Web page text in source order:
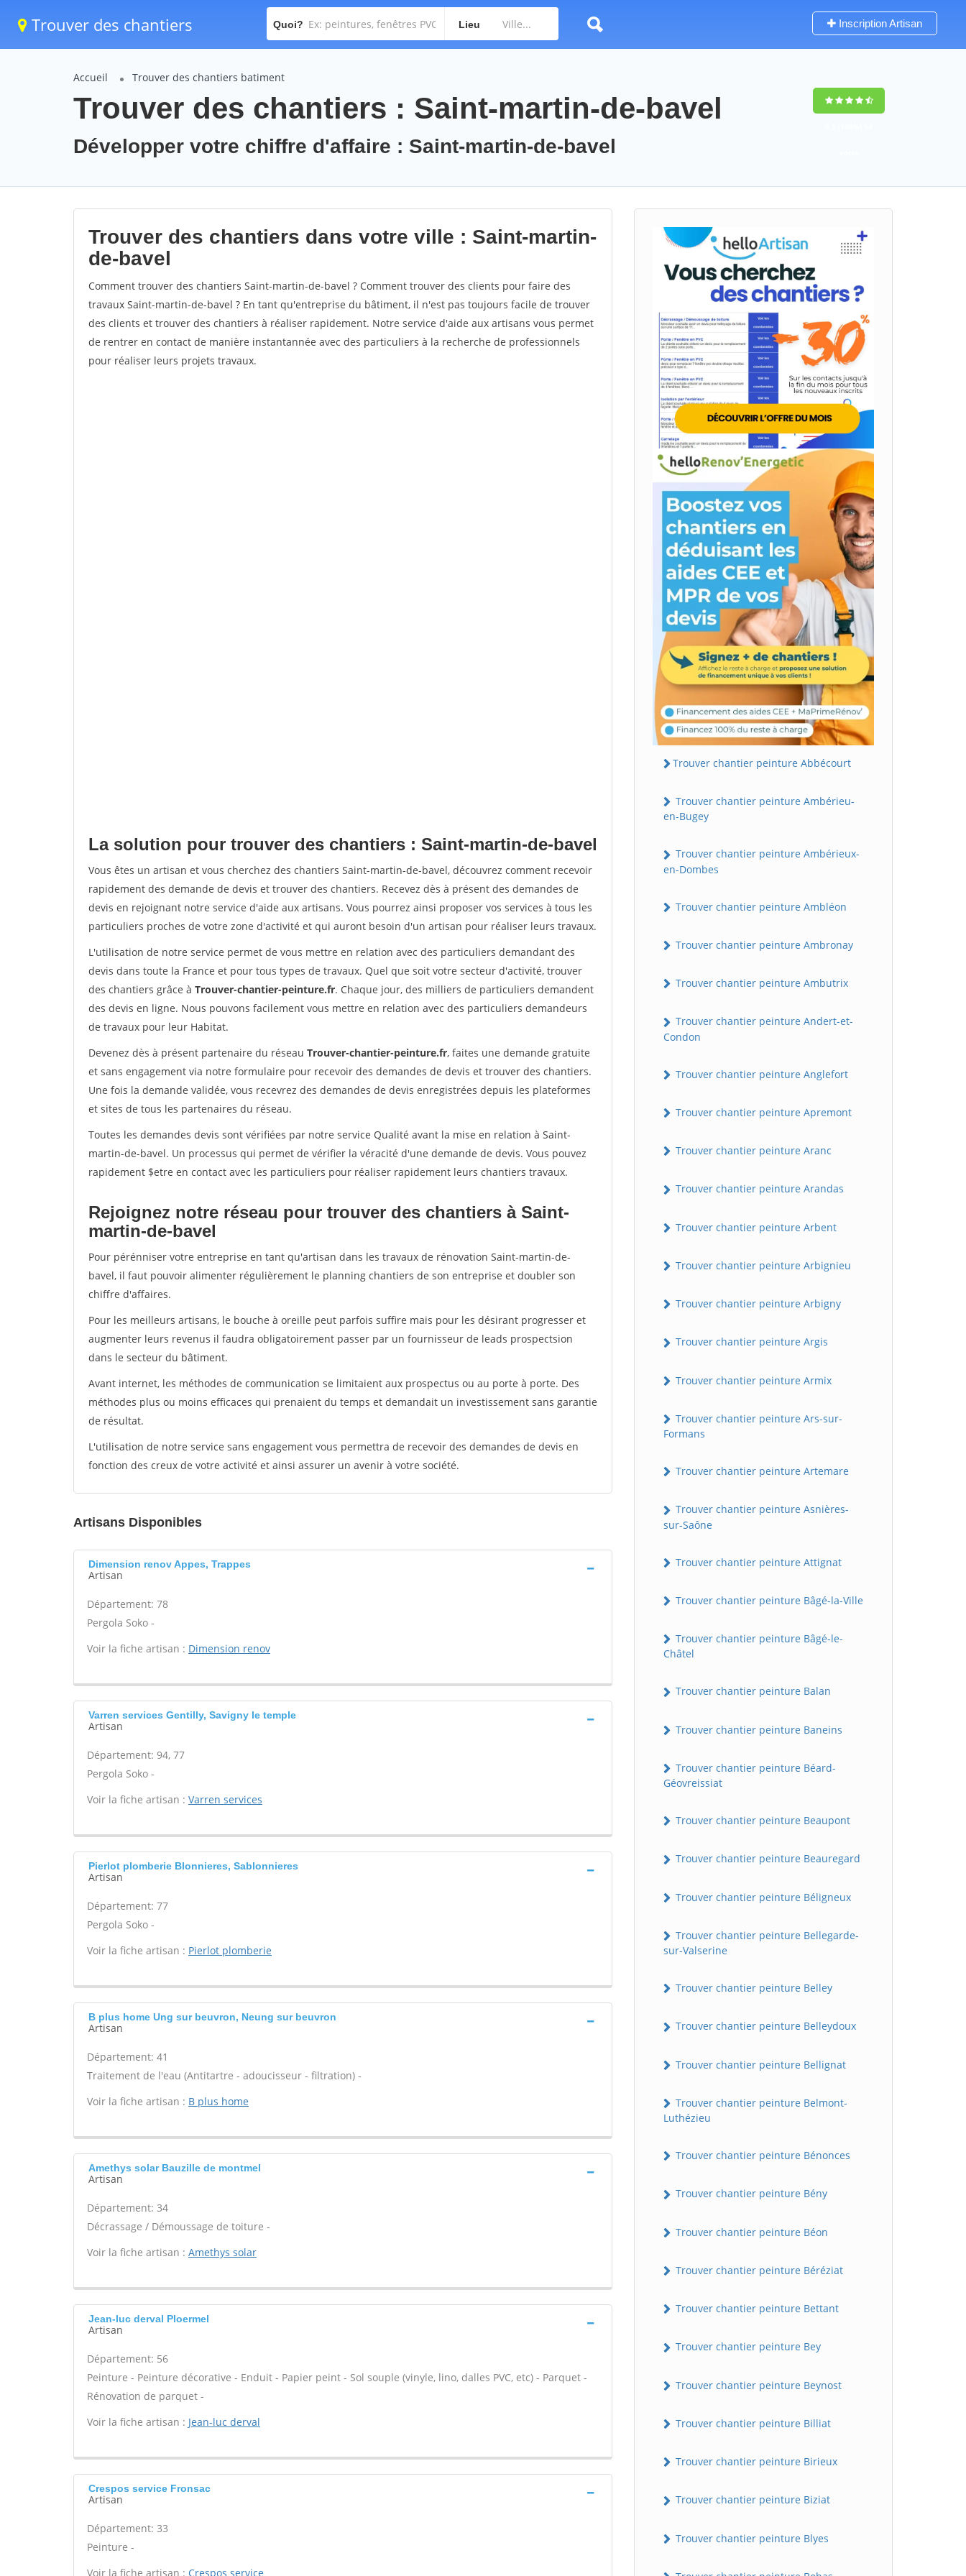
Trouver des chantiers Quoi? Lieu Inscription Artisan
Accueil Trouver des chantiers batiment
Trouver des chantiers : Saint-martin-de-bavel
Développer votre chiffre d'affaire : Saint-martin-de-bavel
Trouver des chantiers dans votre ville : Saint-martin-
de-bavel
Comment trouver des chantiers Saint-martin-de-bavel ? Comment trouver des clients pour faire des
travaux Saint-martin-de-bavel ? En tant qu'entreprise du bâtiment, il n'est pas toujours facile de trouver
des clients et trouver des chantiers à réaliser rapidement. Notre service d'aide aux artisans vous permet
de rentrer en contact de manière instantannée avec des particuliers à la recherche de professionnels
pour réaliser leurs projets travaux.
La solution pour trouver des chantiers : Saint-martin-de-bavel
Vous êtes un artisan et vous cherchez des chantiers Saint-martin-de-bavel, découvrez comment recevoir
rapidement des demande de devis et trouver des chantiers. Recevez dès à présent des demandes de
devis en rejoignant notre service d'aide aux artisans. Vous pourrez ainsi proposer vos services à tous les
particuliers proches de votre zone d'activité et qui auront besoin d'un artisan pour réaliser leurs travaux.
L'utilisation de notre service permet de vous mettre en relation avec des particuliers demandant des
devis dans toute la France et pour tous types de travaux. Quel que soit votre secteur d'activité, trouver
des chantiers grâce à Trouver-chantier-peinture.fr. Chaque jour, des milliers de particuliers demandent
des devis en ligne. Nous pouvons facilement vous mettre en relation avec des particuliers demandeurs
de travaux pour leur Habitat.
Devenez dès à présent partenaire du réseau Trouver-chantier-peinture.fr, faites une demande gratuite
et sans engagement via notre formulaire pour recevoir des demandes de devis et trouver des chantiers.
Une fois la demande validée, vous recevrez des demandes de devis enregistrées depuis les plateformes
et sites de tous les partenaires du réseau.
Toutes les demandes devis sont vérifiées par notre service Qualité avant la mise en relation à Saint-
martin-de-bavel. Un processus qui permet de vérifier la véracité d'une demande de devis. Vous pouvez
rapidement $etre en contact avec les particuliers pour réaliser rapidement leurs chantiers travaux.
Rejoignez notre réseau pour trouver des chantiers à Saint-
martin-de-bavel
Pour pérénniser votre entreprise en tant qu'artisan dans les travaux de rénovation Saint-martin-de-
bavel, il faut pouvoir alimenter régulièrement le planning chantiers de son entreprise et doubler son
chiffre d'affaires.
Pour les meilleurs artisans, le bouche à oreille peut parfois suffire mais pour les désirant progresser et
augmenter leurs revenus il faudra obligatoirement passer par un fournisseur de leads prospectsion
dans le secteur du bâtiment.
Avant internet, les méthodes de communication se limitaient aux prospectus ou au porte à porte. Des
méthodes plus ou moins efficaces qui prenaient du temps et demandait un investissement sans garantie
de résultat.
L'utilisation de notre service sans engagement vous permettra de recevoir des demandes de devis en
fonction des creux de votre activité et ainsi assurer un avenir à votre société.
Artisans Disponibles
Dimension renov Appes, Trappes
Artisan
Département: 78
Pergola Soko -
Voir la fiche artisan : Dimension renov
Varren services Gentilly, Savigny le temple
Artisan
Département: 94, 77
Pergola Soko -
Voir la fiche artisan : Varren services
Pierlot plomberie Blonnieres, Sablonnieres
Artisan
Département: 77
Pergola Soko -
Voir la fiche artisan : Pierlot plomberie
B plus home Ung sur beuvron, Neung sur beuvron
Artisan
Département: 41
Traitement de l'eau (Antitartre - adoucisseur - filtration) -
Voir la fiche artisan : B plus home
Amethys solar Bauzille de montmel
Artisan
Département: 34
Décrassage / Démoussage de toiture -
Voir la fiche artisan : Amethys solar
Jean-luc derval Ploermel
Artisan
Département: 56
Peinture - Peinture décorative - Enduit - Papier peint - Sol souple (vinyle, lino, dalles PVC, etc) - Parquet -
Rénovation de parquet -
Voir la fiche artisan : Jean-luc derval
Crespos service Fronsac
Artisan
Département: 33
Peinture -
Voir la fiche artisan : Crespos service
Trouver chantier peinture Abbécourt
Trouver chantier peinture Ambérieu-
en-Bugey
Trouver chantier peinture Ambérieux-
en-Dombes
Trouver chantier peinture Ambléon
Trouver chantier peinture Ambronay
Trouver chantier peinture Ambutrix
Trouver chantier peinture Andert-et-
Condon
Trouver chantier peinture Anglefort
Trouver chantier peinture Apremont
Trouver chantier peinture Aranc
Trouver chantier peinture Arandas
Trouver chantier peinture Arbent
Trouver chantier peinture Arbignieu
Trouver chantier peinture Arbigny
Trouver chantier peinture Argis
Trouver chantier peinture Armix
Trouver chantier peinture Ars-sur-
Formans
Trouver chantier peinture Artemare
Trouver chantier peinture Asnières-
sur-Saône
Trouver chantier peinture Attignat
Trouver chantier peinture Bâgé-la-Ville
Trouver chantier peinture Bâgé-le-
Châtel
Trouver chantier peinture Balan
Trouver chantier peinture Baneins
Trouver chantier peinture Béard-
Géovreissiat
Trouver chantier peinture Beaupont
Trouver chantier peinture Beauregard
Trouver chantier peinture Béligneux
Trouver chantier peinture Bellegarde-
sur-Valserine
Trouver chantier peinture Belley
Trouver chantier peinture Belleydoux
Trouver chantier peinture Bellignat
Trouver chantier peinture Belmont-
Luthézieu
Trouver chantier peinture Bénonces
Trouver chantier peinture Bény
Trouver chantier peinture Béon
Trouver chantier peinture Béréziat
Trouver chantier peinture Bettant
Trouver chantier peinture Bey
Trouver chantier peinture Beynost
Trouver chantier peinture Billiat
Trouver chantier peinture Birieux
Trouver chantier peinture Biziat
Trouver chantier peinture Blyes